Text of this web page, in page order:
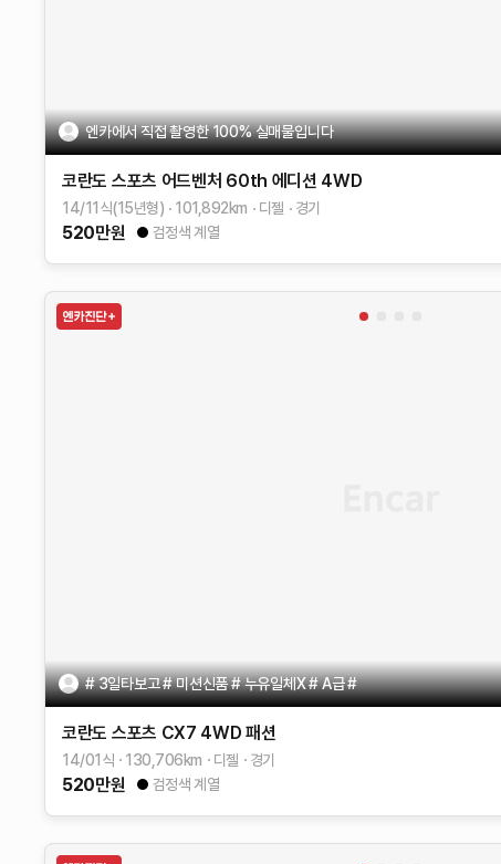
엔카에서 직접 촬영한 100% 실매물입니다
코란도 스포츠 어드벤처 60th 에디션 4WD
14/11식(15년형) 101,892km 디젤 경기
520만원 검정색 계열
# 3일타보고 # 미션신품 # 누유일체X # A급 #
코란도 스포츠 CX7 4WD 패션
14/01식 130,706km 디젤 경기
520만원 검정색 계열